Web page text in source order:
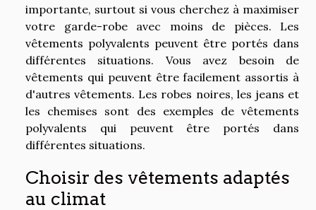
importante, surtout si vous cherchez à maximiser
votre garde-robe avec moins de pièces. Les
vêtements polyvalents peuvent être portés dans
différentes situations. Vous avez besoin de
vêtements qui peuvent être facilement assortis à
d'autres vêtements. Les robes noires, les jeans et
les chemises sont des exemples de vêtements
polyvalents qui peuvent être portés dans
différentes situations.
Choisir des vêtements adaptés
au climat